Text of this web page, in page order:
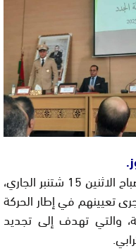
شهد مقر عمالة إقليم سيدي إفني، صباح الاثنين 15 شتنبر الجاري،
تعيينهم في إطار الحركة
والتي تهدف إلى تجديد